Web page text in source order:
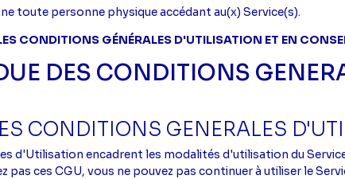
toute personne physique accédant au(x) Service(s).
CONDITIONS GÉNÉRALES D'UTILISATION ET EN
DES CONDITIONS
CONDITIONS GENERALES
d'Utilisation encadrent les modalités d'utilisation du
ces CGU, vous ne pouvez pas continuer à utiliser le